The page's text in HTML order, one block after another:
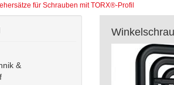
für Schrauben mit TORX®-Profil
&